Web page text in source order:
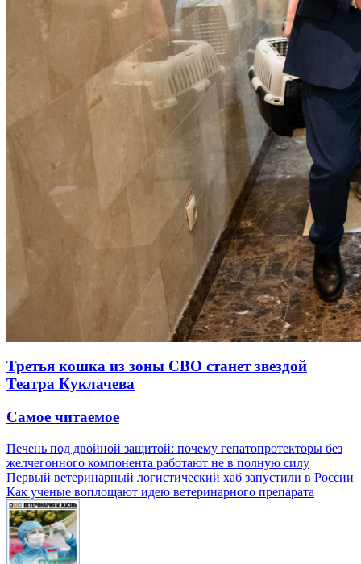
Третья кошка из зоны СВО станет звездой
Театра Куклачева
Самое читаемое
Печень под двойной защитой: почему гепатопротекторы без
желчегонного компонента работают не в полную силу
Первый ветеринарный логистический хаб запустили в России
Как ученые воплощают идею ветеринарного препарата